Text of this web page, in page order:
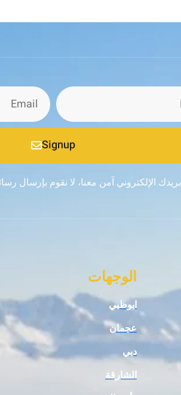
Signup
بريدك الإلكتروني آمن معنا، لا نقوم بإرسال
الوجهات
ابوظبي
عجمان
دبي
الشارقة